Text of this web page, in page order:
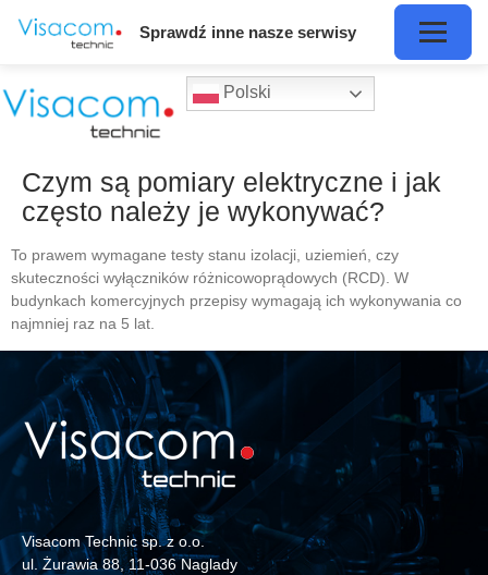
Polski
Czym są pomiary elektryczne i jak
często należy je wykonywać?
To prawem wymagane testy stanu izolacji, uziemień, czy
skuteczności wyłączników różnicowoprądowych (RCD). W
budynkach komercyjnych przepisy wymagają ich wykonywania co
najmniej raz na 5 lat.
Visacom Technic sp. z o.o.
ul. Żurawia 88, 11-036 Naglady
Sprawdź inne nasze serwisy